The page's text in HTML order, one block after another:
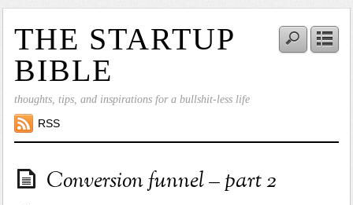
THE STARTUP
BIBLE
thoughts, tips, and inspirations for a bullshit-less life
RSS
Conversion funnel – part 2